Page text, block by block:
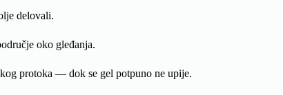
delovali.
oko gleđanja.
protoka — dok se gel potpuno ne upije.